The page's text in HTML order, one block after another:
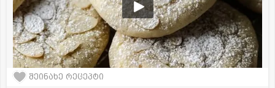
შეინახე რეცეპტი